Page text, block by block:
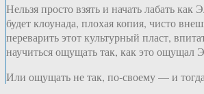
Нельзя просто взять и начать лабать
будет клоунада, плохая копия, чисто
переварить этот культурный пласт,
научиться ощущать так, как это ощущал
Или ощущать не так, по-своему — и